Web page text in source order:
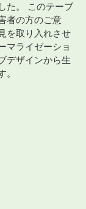
た。 このテーブ
者の方のご意
を取り入れさせ
マライゼーショ
デザインから生
。